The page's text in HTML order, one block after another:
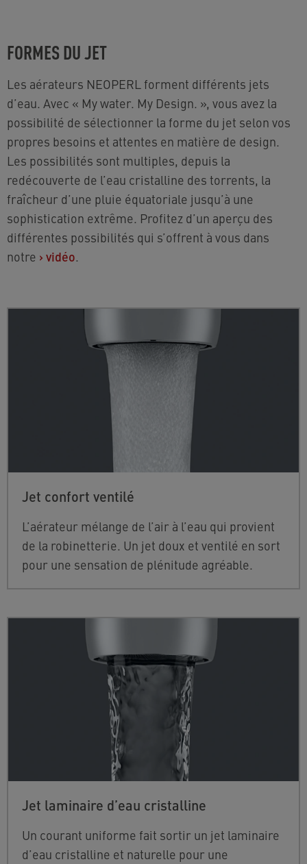
FORMES DU JET
Les aérateurs NEOPERL forment différents jets
d’eau. Avec « My water. My Design. », vous avez la
possibilité de sélectionner la forme du jet selon vos
propres besoins et attentes en matière de design.
Les possibilités sont multiples, depuis la
redécouverte de l’eau cristalline des torrents, la
fraîcheur d’une pluie équatoriale jusqu’à une
sophistication extrême. Profitez d’un aperçu des
différentes possibilités qui s’offrent à vous dans
notre › vidéo.
Jet confort ventilé
L’aérateur mélange de l’air à l’eau qui provient
de la robinetterie. Un jet doux et ventilé en sort
pour une sensation de plénitude agréable.
Jet laminaire d’eau cristalline
Un courant uniforme fait sortir un jet laminaire
d’eau cristalline et naturelle pour une